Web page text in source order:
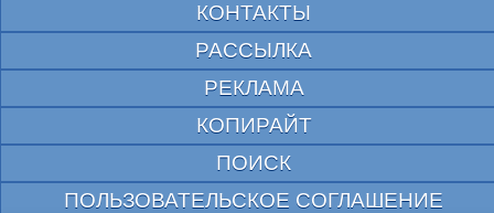
КОНТАКТЫ
РАССЫЛКА
РЕКЛАМА
КОПИРАЙТ
ПОИСК
ПОЛЬЗОВАТЕЛЬСКОЕ СОГЛАШЕНИЕ